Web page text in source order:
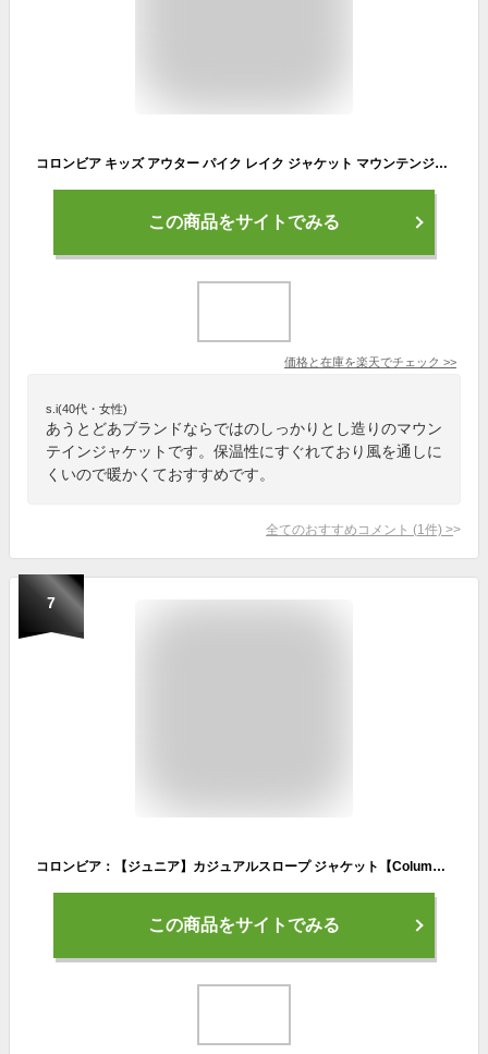
コロンビア キッズ アウター パイク レイク ジャケット マウンテンジャケット Columbia Youth Pike Lake Jacket Nocturnal 送料無料
この商品をサイトでみる
価格と在庫を楽天でチェック >>
s.i(40代・女性)
あうとどあブランドならではのしっかりとし造りのマウン
テインジャケットです。保温性にすぐれており風を通しに
くいので暖かくておすすめです。
全てのおすすめコメント (1 件) >
7
コロンビア：【ジュニア】カジュアルスロープ ジャケット【Columbia カジュアル アウター 中綿 防寒】【あす楽_土曜営業】【あす楽_日曜営業】 【191013】
この商品をサイトでみる